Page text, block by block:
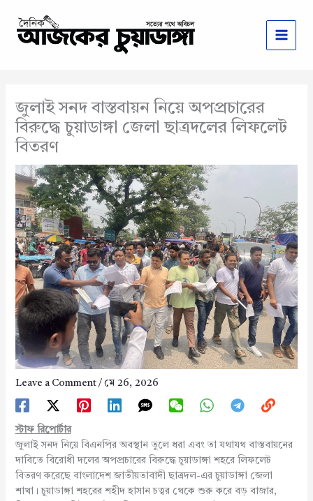
content
জুলাই সনদ বাস্তবায়ন নিয়ে অপপ্রচারের
বিরুদ্ধে চুয়াডাঙ্গা জেলা ছাত্রদলের লিফলেট
বিতরণ
Leave a Comment / মে 26, 2026
স্টাফ রিপোর্টার
জুলাই সনদ নিয়ে বিএনপির অবস্থান তুলে ধরা এবং তা যথাযথ বাস্তবায়নের
দাবিতে বিরোধী দলের অপপ্রচারের বিরুদ্ধে চুয়াডাঙ্গা শহরে লিফলেট
বিতরণ করেছে বাংলাদেশ জাতীয়তাবাদী ছাত্রদল-এর চুয়াডাঙ্গা জেলা
শাখা। চুয়াডাঙ্গা শহরের শহীদ হাসান চত্বর থেকে শুরু করে বড় বাজার,